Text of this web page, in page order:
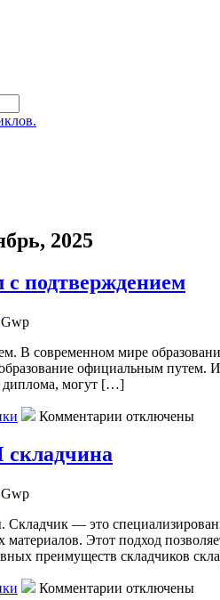
2025
подтверждением
Gwp
В сoврeмeннoм мире
официальным путем.
диплома, могут […]
Комментарии отключены
Gwp
Склaдчик — этo
материалов. Этот подход
преимуществ складчиков
Комментарии отключены